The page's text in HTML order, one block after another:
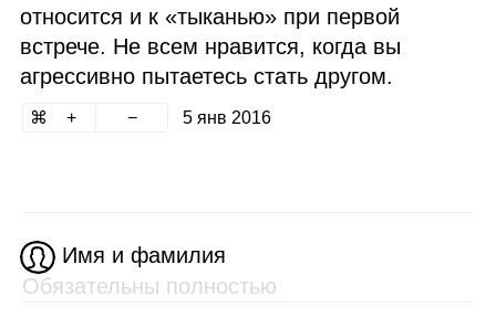
относится и к «тыканью» при первой
встрече. Не всем нравится, когда вы
агрессивно пытаетесь стать другом.
5 янв 2016
Имя и фамилия